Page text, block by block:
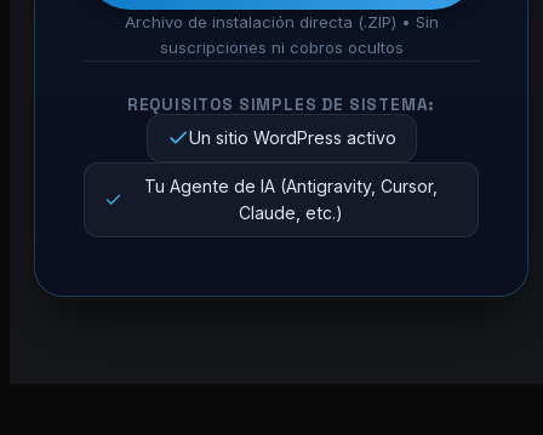
Archivo de instalación directa (.ZIP) • Sin
suscripciones ni cobros ocultos
REQUISITOS SIMPLES DE SISTEMA:
Un sitio WordPress activo
Tu Agente de IA (Antigravity, Cursor,
Claude, etc.)